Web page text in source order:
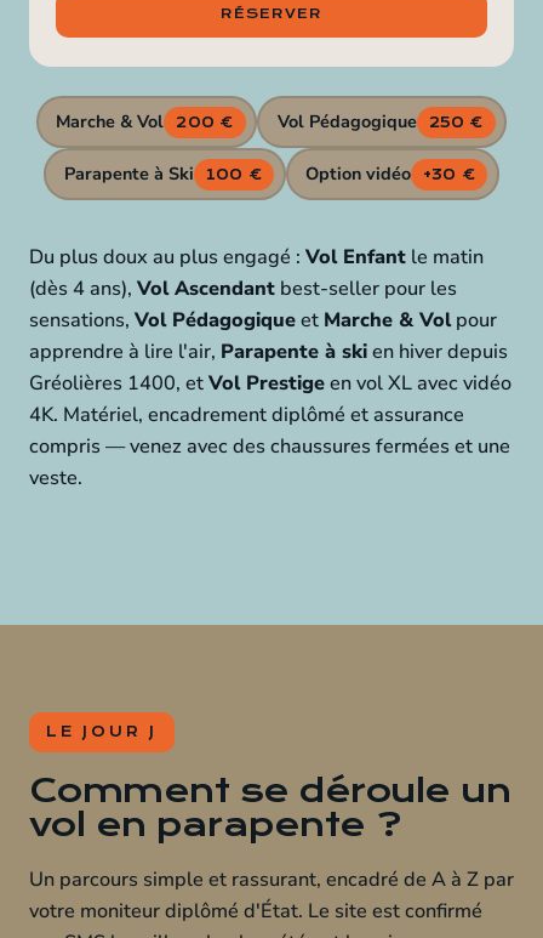
RÉSERVER
Marche & Vol 200 € Vol Pédagogique 250 €
Parapente à Ski 100 € Option vidéo +30 €
Du plus doux au plus engagé : Vol Enfant le matin
(dès 4 ans), Vol Ascendant best-seller pour les
sensations, Vol Pédagogiqueet Marche & Volpour
apprendre à lire l'air, Parapente à skien hiver depuis
Gréolières 1400, etVol Prestigeen vol XL avec vidéo
4K. Matériel, encadrement diplômé et assurance
compris — venez avec des chaussures fermées et une
veste.
LE JOUR J
Comment se déroule un
vol en parapente ?
Un parcours simple et rassurant, encadré de A à Z par
votre moniteur diplômé d'État. Le site est confirmé